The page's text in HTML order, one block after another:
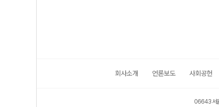
회사소개 언론보도 사회공헌
06643 서